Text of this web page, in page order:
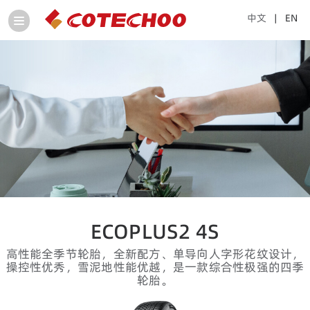
中文 | EN
ECOPLUS2 4S
高性能全季节轮胎，全新配方、单导向人字形花纹设计，
操控性优秀，雪泥地性能优越，是一款综合性极强的四季
轮胎。